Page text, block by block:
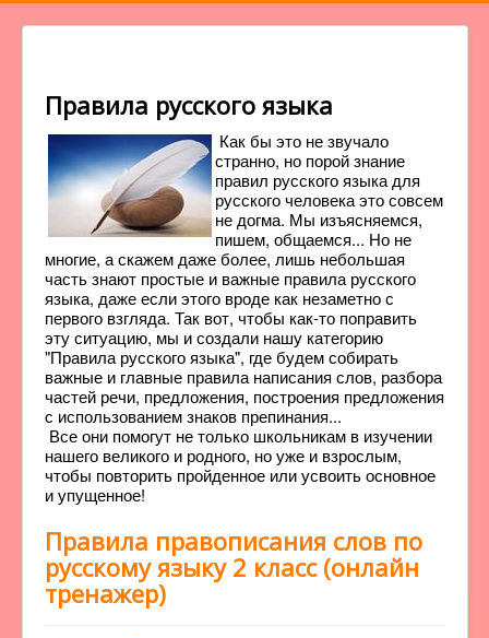
Правила русского языка
Как бы это не звучало
странно, но порой знание
правил русского языка для
русского человека это совсем
не догма. Мы изъясняемся,
пишем, общаемся... Но не
многие, а скажем даже более, лишь небольшая
часть знают простые и важные правила русского
языка, даже если этого вроде как незаметно с
первого взгляда. Так вот, чтобы как-то поправить
эту ситуацию, мы и создали нашу категорию
"Правила русского языка", где будем собирать
важные и главные правила написания слов, разбора
частей речи, предложения, построения предложения
с использованием знаков препинания...
Все они помогут не только школьникам в изучении
нашего великого и родного, но уже и взрослым,
чтобы повторить пройденное или усвоить основное
и упущенное!
Правила правописания слов по
русскому языку 2 класс (онлайн
тренажер)